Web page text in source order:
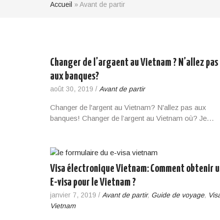
Accueil »Avant de partir
Changer de l’argaent au Vietnam ? N’allez pas
aux banques?
août 30, 2019 / Avant de partir
Changer de l'argent au Vietnam? N'allez pas aux
banques! Changer de l’argent au Vietnam où? Je…
Visa électronique Vietnam: Comment obtenir
E-visa pour le Vietnam ?
janvier 7, 2019 / Avant de partir, Guide de voyage,
Vietnam